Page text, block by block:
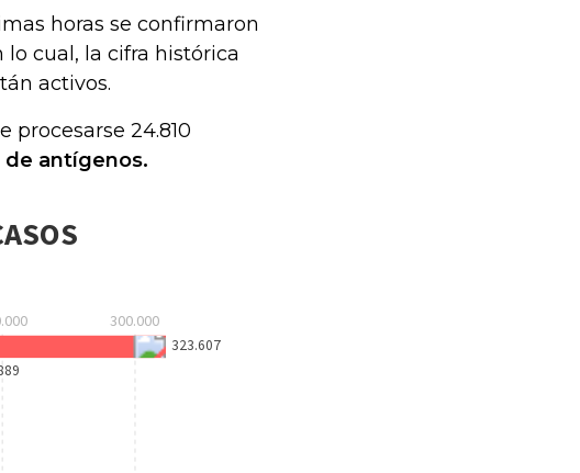
horas se confirmaron
lo cual, la cifra histórica
activos.
procesarse 24.810
de antígenos.